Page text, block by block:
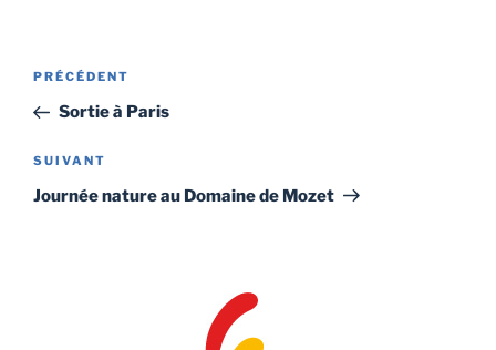
Navigation
l’article
Article
précédent
PRÉCÉDENT
Sortie à Paris
Article
suivant
SUIVANT
Journée nature au Domaine de Mozet